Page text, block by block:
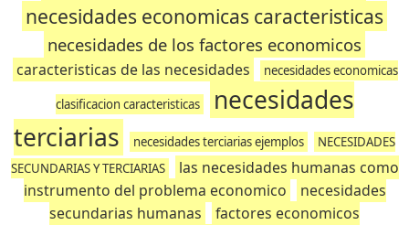
necesidades economicas caracteristicas
necesidades de los factores economicos
caracteristicas de las necesidades necesidades economicas
clasificacion caracteristicas
necesidades
terciarias
necesidades terciarias ejemplos
NECESIDADES
SECUNDARIAS Y TERCIARIAS
las necesidades humanas como
instrumento del problema economico
necesidades
secundarias humanas
factores economicos